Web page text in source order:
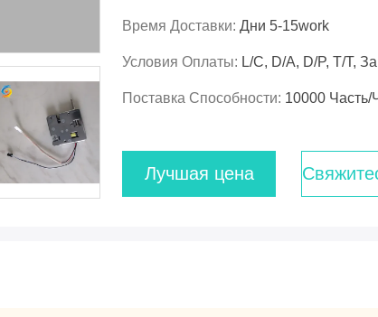
Время Доставки: Дни 5-15work
Условия Оплаты: L/C, D/A, D/P, T/T,
Поставка Способности: 10000
Лучшая цена